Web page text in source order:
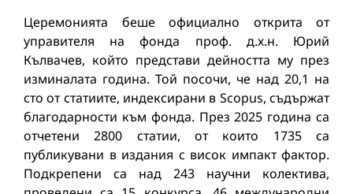
Церемонията беше официално открита от
управителя на фонда проф. д.х.н. Юрий
Кълвачев, който представи дейността му през
изминалата година. Той посочи, че над 20,1 на
сто от статиите, индексирани в Scopus, съдържат
благодарности към фонда. През 2025 година са
отчетени 2800 статии, от които 1735 са
публикувани в издания с висок импакт фактор.
Подкрепени са над 243 научни колектива,